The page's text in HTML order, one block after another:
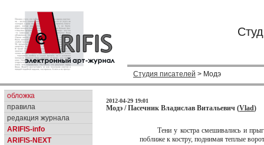
Студия писателей > Модэ
обложка
правила
редакция журнала
ARIFIS-info
ARIFIS-NEXT
2012-04-29 19:01
Модэ / Пасечник Владислав Витальевич (Vlad)
Тени у костра смешивались и
поближе к костру, поднимая теплые